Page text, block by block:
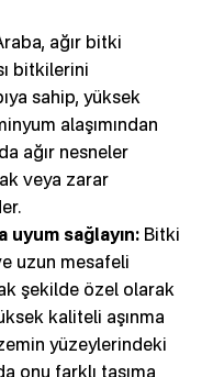
ağır bitki
bitkilerini
sahip, yüksek
alaşımından
ağır nesneler
veya zarar
uyum sağlayın: Bitki
uzun mesafeli
şekilde özel olarak
kaliteli aşınma
yüzeylerindeki
onu farklı taşıma